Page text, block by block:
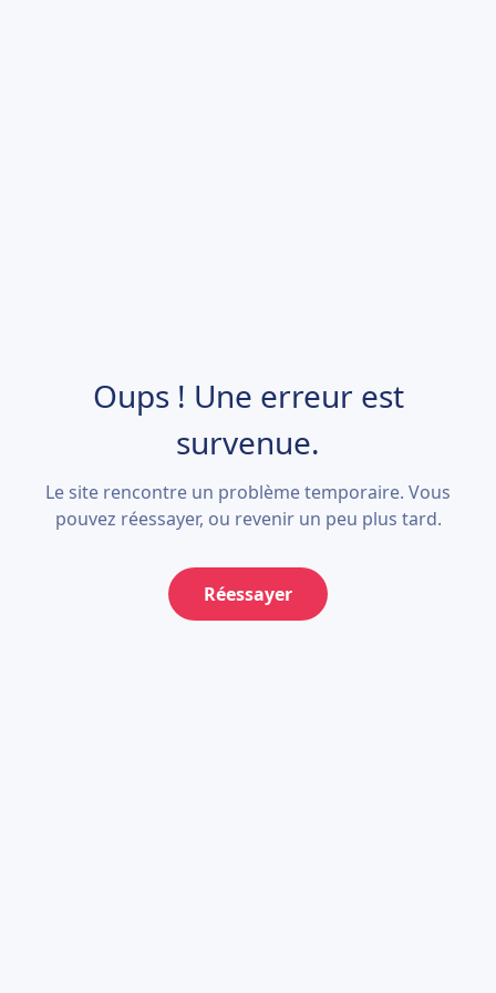
Oups ! Une erreur est
survenue.
Le site rencontre un problème temporaire. Vous
pouvez réessayer, ou revenir un peu plus tard.
Réessayer